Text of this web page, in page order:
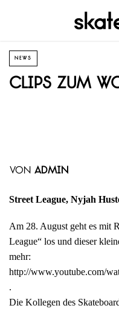
NEWS
Clips zum
von admin
Street League, Nyjah
Am 28. August geht es mit
League“ los und dieser
mehr:
http://www.youtube.com/
.
Die Kollegen des